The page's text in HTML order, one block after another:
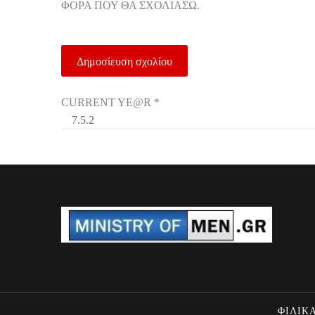
ΦΟΡΆ ΠΟΥ ΘΑ ΣΧΟΛΙΆΣΩ.
CURRENT YE@R *